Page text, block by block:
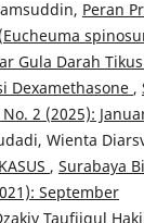
Peran
Gula Darah
Dexamethasone ,
2 (2025):
Wienta
, Surabaya
September
Taufiiqul